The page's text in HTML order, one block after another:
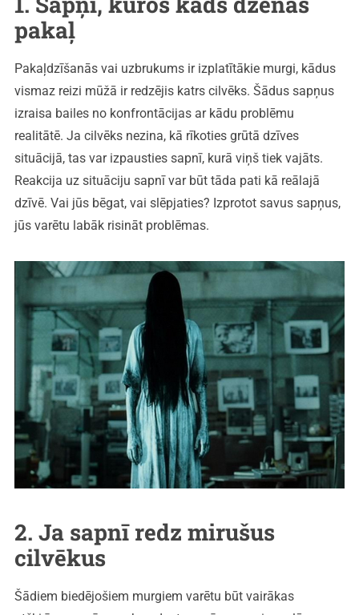
pakaļ
Pakaļdzīšanās vai uzbrukums ir izplatītākie murgi, kādus
vismaz reizi mūžā ir redzējis katrs cilvēks. Šādus sapņus
izraisa bailes no konfrontācijas ar kādu problēmu
realitātē. Ja cilvēks nezina, kā rīkoties grūtā dzīves
situācijā, tas var izpausties sapnī, kurā viņš tiek vajāts.
Reakcija uz situāciju sapnī var būt tāda pati kā reālajā
dzīvē. Vai jūs bēgat, vai slēpjaties? Izprotot savus sapņus,
jūs varētu labāk risināt problēmas.
2. Ja sapnī redz mirušus
cilvēkus
Šādiem biedējošiem murgiem varētu būt vairākas